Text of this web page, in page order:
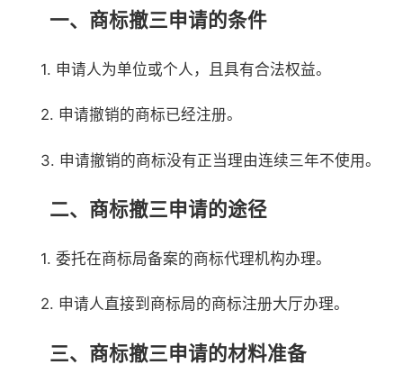
一、商标撤三申请的条件
1. 申请人为单位或个人，且具有合法权益。
2. 申请撤销的商标已经注册。
3. 申请撤销的商标没有正当理由连续三年不使用。
二、商标撤三申请的途径
1. 委托在商标局备案的商标代理机构办理。
2. 申请人直接到商标局的商标注册大厅办理。
三、商标撤三申请的材料准备